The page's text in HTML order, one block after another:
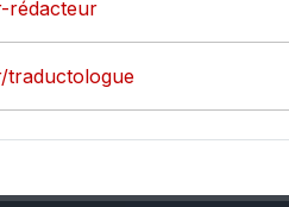
rédacteur
traductologue